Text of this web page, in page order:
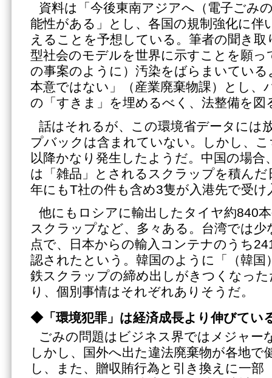
資料は「今後東南アジアへ（電子ごみ
能性がある」とし、各国の規制強化に伴
えることを予想している。筆者の聞き取
型社会のモデルを世界に示すことを願
の事案のように）汚染をばらまいてい
本意ではない」（産業廃棄物課）とし、
の「すきま」を埋めるべく、法整備を
話はそれるが、この環境省データには
プバックは含まれていない。しかし、
以降かなり発生したようだ。中国の場合
は「雑品」とされるスクラップを積ん
年にもT社の件も含め3隻が入港先で受
他にもロシアに輸出したタイヤ約840
スクラップなど、多々ある。台湾では少
点で、日本からの輸入コンテナのうち
認されたという。韓国のように「（韓国
鉄スクラップの締め出しがきつくなっ
り、個別事情はそれぞれありそうだ。
◆「環境犯罪」は経済成長より伸びてい
ごみの問題はビジネス界ではメジャー
しかし、国外へ出た違法廃棄物が各地で
し、また、贈収賄行為と引き換えに一部